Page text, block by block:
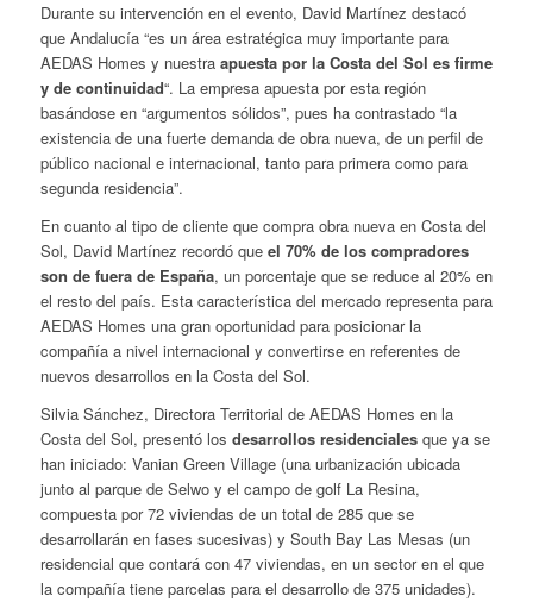
Durante su intervención en el evento, David Martínez destacó
que Andalucía “es un área estratégica muy importante para
AEDAS Homes y nuestra apuesta por la Costa del Sol es firme
y de continuidad“. La empresa apuesta por esta región
basándose en “argumentos sólidos”, pues ha contrastado “la
existencia de una fuerte demanda de obra nueva, de un perfil de
público nacional e internacional, tanto para primera como para
segunda residencia”.
En cuanto al tipo de cliente que compra obra nueva en Costa del
Sol, David Martínez recordó que el 70% de los compradores
son de fuera de España, un porcentaje que se reduce al 20% en
el resto del país. Esta característica del mercado representa para
AEDAS Homes una gran oportunidad para posicionar la
compañía a nivel internacional y convertirse en referentes de
nuevos desarrollos en la Costa del Sol.
Silvia Sánchez, Directora Territorial de AEDAS Homes en la
Costa del Sol, presentó los desarrollos residencialesque ya se
han iniciado: Vanian Green Village (una urbanización ubicada
junto al parque de Selwo y el campo de golf La Resina,
compuesta por 72 viviendas de un total de 285 que se
desarrollarán en fases sucesivas) y South Bay Las Mesas (un
residencial que contará con 47 viviendas, en un sector en el que
la compañía tiene parcelas para el desarrollo de 375 unidades).